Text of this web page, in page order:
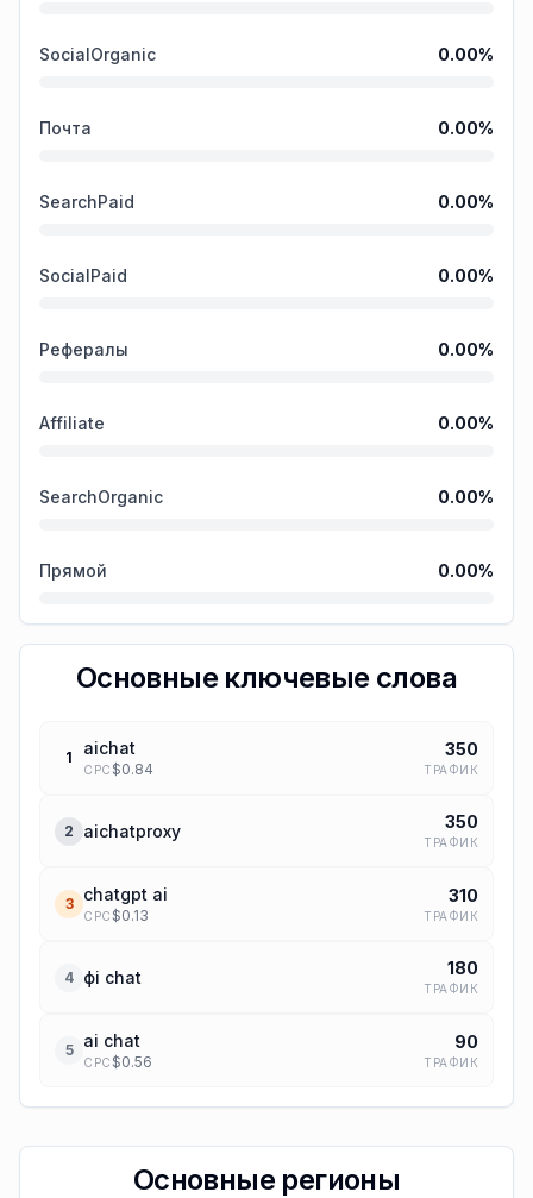
SocialOrganic 0.00%
Почта 0.00%
SearchPaid 0.00%
SocialPaid 0.00%
Рефералы 0.00%
Affiliate 0.00%
SearchOrganic 0.00%
Прямой 0.00%
Основные ключевые слова
1 aichat
CPC $0.84
350
ТРАФИК
2 ‌aichatproxy 350
ТРАФИК
3 chatgpt ai
CPC $0.13
310
ТРАФИК
4 фi chat 180
ТРАФИК
5 ai chat
CPC $0.56
90
ТРАФИК
Основные регионы